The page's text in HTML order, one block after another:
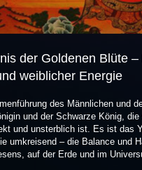
der Goldenen Blüte
weiblicher Energie
des Männlichen und
und der Schwarze König,
und unsterblich ist. Es ist das
umkreisend – die Balance und
auf der Erde und im